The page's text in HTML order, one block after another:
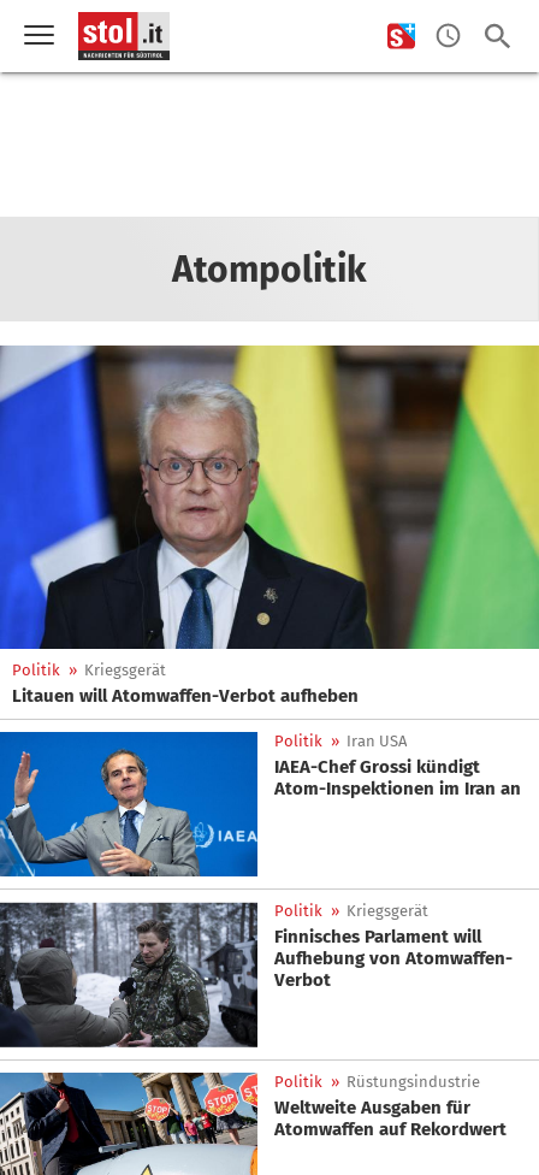
Atompolitik
Politik » Kriegsgerät
Litauen will Atomwaffen-Verbot aufheben
Politik » Iran USA
IAEA-Chef Grossi kündigt
Atom-Inspektionen im Iran an
Politik » Kriegsgerät
Finnisches Parlament will
Aufhebung von Atomwaffen-
Verbot
Politik » Rüstungsindustrie
Weltweite Ausgaben für
Atomwaffen auf Rekordwert